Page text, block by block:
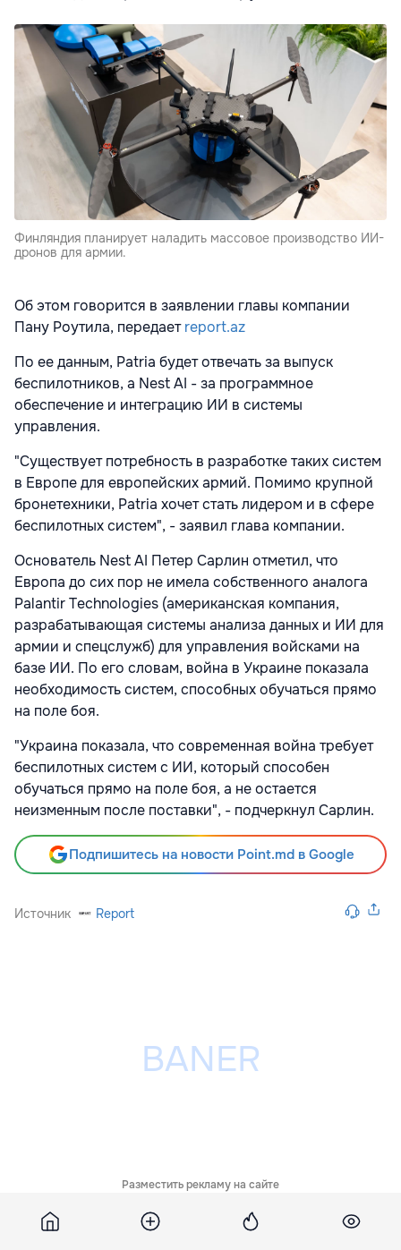
Финляндия планирует наладить массовое производство ИИ-
дронов для армии.
Об этом говорится в заявлении главы компании
Пану Роутила, передаетreport.az
По ее данным, Patria будет отвечать за выпуск
беспилотников, а Nest AI - за программное
обеспечение и интеграцию ИИ в системы
управления.
"Существует потребность в разработке таких систем
в Европе для европейских армий. Помимо крупной
бронетехники, Patria хочет стать лидером и в сфере
беспилотных систем", - заявил глава компании.
Основатель Nest AI Петер Сарлин отметил, что
Европа до сих пор не имела собственного аналога
Palantir Technologies (американская компания,
разрабатывающая системы анализа данных и ИИ для
армии и спецслужб) для управления войсками на
базе ИИ. По его словам, война в Украине показала
необходимость систем, способных обучаться прямо
на поле боя.
"Украина показала, что современная война требует
беспилотных систем с ИИ, который способен
обучаться прямо на поле боя, а не остается
неизменным после поставки", - подчеркнул Сарлин.
Подпишитесь на новости Point.md в Google
Источник Report
Разместить рекламу на сайте